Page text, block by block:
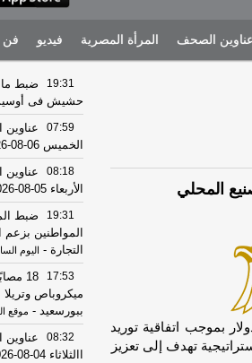
الصحف المرأة المصرية فيديو فن
اعتزامها إنفاق نحو 30 مليار دولار بموجب اتفاقية توريد
تهدف إلى تعزيز
19:31
حشيش فى
07:59
الخميس 06-08-2026
08:18
الأربعاء 05-08-2026
19:31
ضبط
المواطنين بزعم
التجارة - اليوم
17:53
18
ميكروباص
ببورسعيد - موقع
08:32
االثلاثاء 04-08-2026